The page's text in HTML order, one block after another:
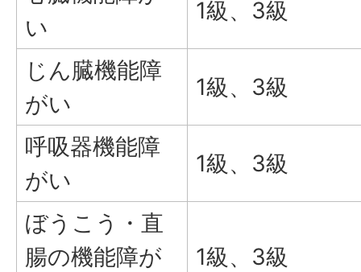
い
1級、3級
じん臓機能障
がい
1級、3級
呼吸器機能障
がい
1級、3級
ぼうこう・直
腸の機能障が
1級、3級